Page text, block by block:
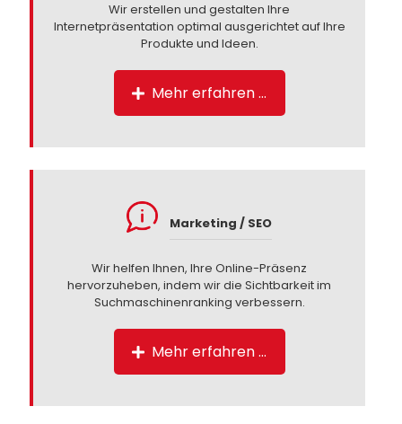
Wir erstellen und gestalten Ihre
Internetpräsentation optimal ausgerichtet auf Ihre
Produkte und Ideen.
Mehr erfahren …
Marketing / SEO
Wir helfen Ihnen, Ihre Online-Präsenz
hervorzuheben, indem wir die Sichtbarkeit im
Suchmaschinenranking verbessern.
Mehr erfahren …